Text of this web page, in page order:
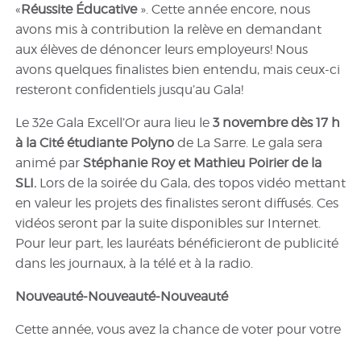
«Réussite Éducative ». Cette année encore, nous
avons mis à contribution la relève en demandant
aux élèves de dénoncer leurs employeurs! Nous
avons quelques finalistes bien entendu, mais ceux-ci
resteront confidentiels jusqu’au Gala!
Le 32e Gala Excell’Or aura lieu le 3 novembre dès 17 h
à la Cité étudiante Polynode La Sarre. Le gala sera
animé par Stéphanie Roy et Mathieu Poirier de la
SLI.Lors de la soirée du Gala, des topos vidéo mettant
en valeur les projets des finalistes seront diffusés. Ces
vidéos seront par la suite disponibles sur Internet.
Pour leur part, les lauréats bénéficieront de publicité
dans les journaux, à la télé et à la radio.
Nouveauté-Nouveauté-Nouveauté
Cette année, vous avez la chance de voter pour votre